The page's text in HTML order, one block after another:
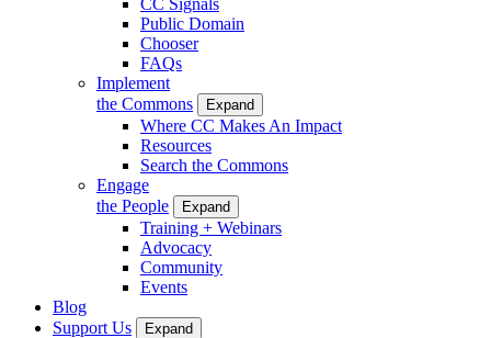
Public Domain
Chooser
FAQs
Implement
the Commons
Expand
Where CC Makes An Impact
Resources
Search the Commons
Engage
the People
Expand
Training + Webinars
Advocacy
Community
Events
Blog
Support Us
Expand